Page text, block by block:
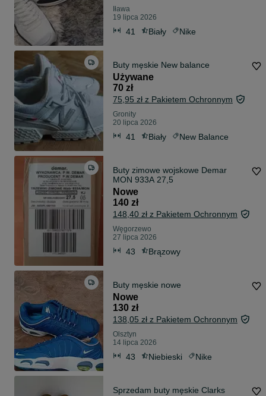
Iława
19 lipca 2026
41 Biały Nike
Buty męskie New balance
Używane
70 zł
75,95 zł z Pakietem Ochronnym
Gronity
20 lipca 2026
41 Biały New Balance
Buty zimowe wojskowe Demar
MON 933A 27,5
Nowe
140 zł
148,40 zł z Pakietem Ochronnym
Węgorzewo
27 lipca 2026
43 Brązowy
Buty męskie nowe
Nowe
130 zł
138,05 zł z Pakietem Ochronnym
Olsztyn
14 lipca 2026
43 Niebieski Nike
Sprzedam buty męskie Clarks